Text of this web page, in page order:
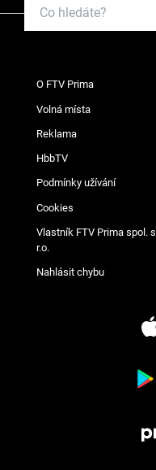
O FTV Prima
Volná místa
Reklama
HbbTV
Podmínky užívání
Cookies
Vlastník FTV Prima spol. s
r.o.
Nahlásit chybu